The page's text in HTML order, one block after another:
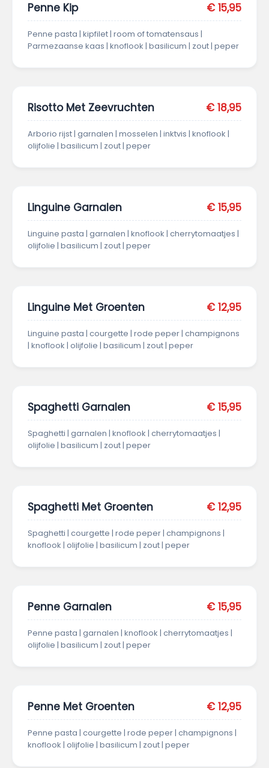
Penne Kip € 15,95
Penne pasta | kipfilet | room of tomatensaus |
Parmezaanse kaas | knoflook | basilicum | zout | peper
Risotto Met Zeevruchten € 18,95
Arborio rijst | garnalen | mosselen | inktvis | knoflook |
olijfolie | basilicum | zout | peper
Linguine Garnalen € 15,95
Linguine pasta | garnalen | knoflook | cherrytomaatjes |
olijfolie | basilicum | zout | peper
Linguine Met Groenten € 12,95
Linguine pasta | courgette | rode peper | champignons
| knoflook | olijfolie | basilicum | zout | peper
Spaghetti Garnalen € 15,95
Spaghetti | garnalen | knoflook | cherrytomaatjes |
olijfolie | basilicum | zout | peper
Spaghetti Met Groenten € 12,95
Spaghetti | courgette | rode peper | champignons |
knoflook | olijfolie | basilicum | zout | peper
Penne Garnalen € 15,95
Penne pasta | garnalen | knoflook | cherrytomaatjes |
olijfolie | basilicum | zout | peper
Penne Met Groenten € 12,95
Penne pasta | courgette | rode peper | champignons |
knoflook | olijfolie | basilicum | zout | peper